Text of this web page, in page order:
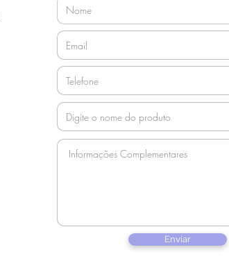
Enviar